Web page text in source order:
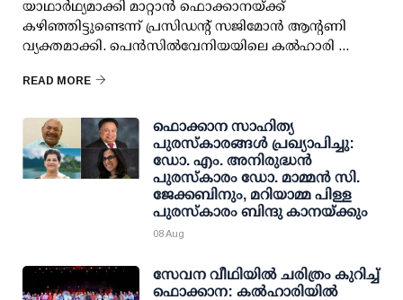
യാഥാർഥ്യമാക്കി മാറ്റാൻ ഫൊക്കാനയ്ക്ക്
കഴിഞ്ഞിട്ടുണ്ടെന്ന് പ്രസിഡന്റ് സജിമോൻ ആന്റണി
വ്യക്തമാക്കി. പെൻസിൽവേനിയയിലെ കൽഹാരി ...
READ MORE
ഫൊക്കാന സാഹിത്യ
പുരസ്‌കാരങ്ങള്‍ പ്രഖ്യാപിച്ചു:
ഡോ. എം. അനിരുദ്ധന്‍
പുരസ്‌കാരം ഡോ. മാമ്മന്‍ സി.
ജേക്കബിനും, മറിയാമ്മ പിള്ള
പുരസ്‌കാരം ബിന്ദു കാനയ്ക്കും
08 Aug
സേവന വീഥിയില്‍ ചരിത്രം കുറിച്ച്
ഫൊക്കാന: കല്‍ഹാരിയില്‍